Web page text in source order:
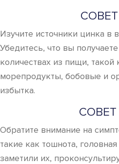
Изучите источники цинка в
Убедитесь, что вы
количествах из пищи, такой
морепродукты, бобовые и
избытка.
Обратите внимание на
такие как тошнота,
заметили их,